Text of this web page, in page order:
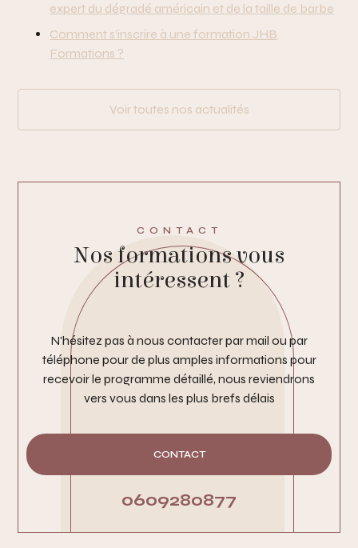
expert du dégradé américain et de la taille de barbe
Comment s’inscrire à une formation JHB
Formations ?
Voir toutes nos actualités
CONTACT
Nos formations vous
intéressent ?
N'hésitez pas à nous contacter par mail ou par
téléphone pour de plus amples informations pour
recevoir le programme détaillé, nous reviendrons
vers vous dans les plus brefs délais
CONTACT
0609280877